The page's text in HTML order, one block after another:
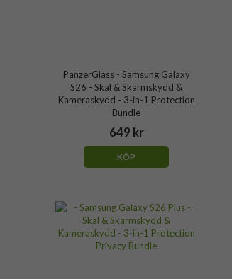
PanzerGlass - Samsung Galaxy
S26 - Skal & Skärmskydd &
Kameraskydd - 3-in-1 Protection
Bundle
649 kr
KÖP